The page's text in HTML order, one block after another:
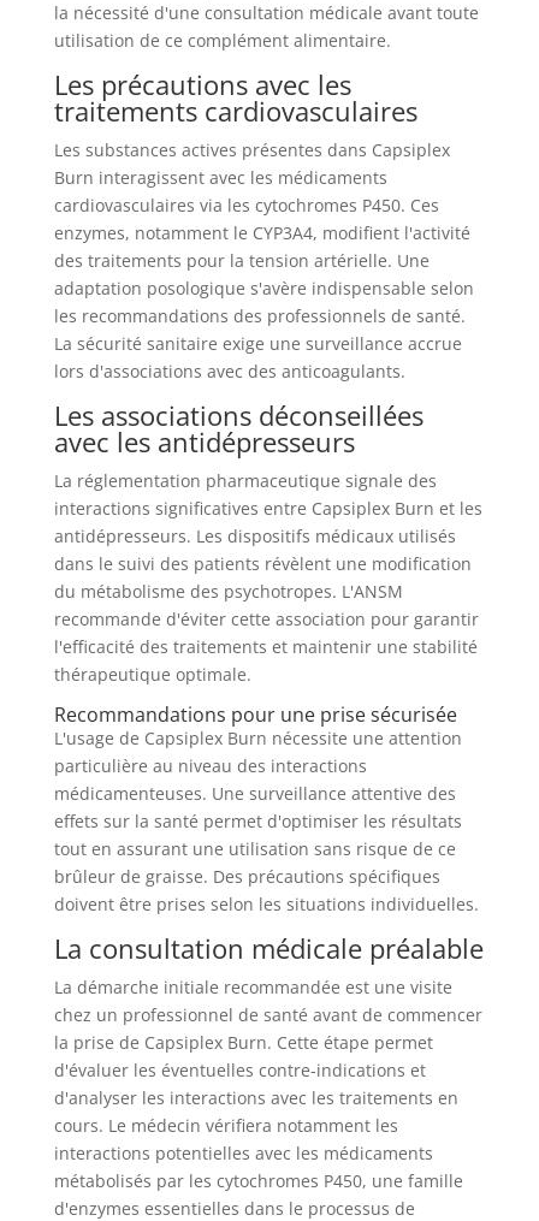
la nécessité d'une consultation médicale avant toute
utilisation de ce complément alimentaire.
Les précautions avec les
traitements cardiovasculaires
Les substances actives présentes dans Capsiplex
Burn interagissent avec les médicaments
cardiovasculaires via les cytochromes P450. Ces
enzymes, notamment le CYP3A4, modifient l'activité
des traitements pour la tension artérielle. Une
adaptation posologique s'avère indispensable selon
les recommandations des professionnels de santé.
La sécurité sanitaire exige une surveillance accrue
lors d'associations avec des anticoagulants.
Les associations déconseillées
avec les antidépresseurs
La réglementation pharmaceutique signale des
interactions significatives entre Capsiplex Burn et les
antidépresseurs. Les dispositifs médicaux utilisés
dans le suivi des patients révèlent une modification
du métabolisme des psychotropes. L'ANSM
recommande d'éviter cette association pour garantir
l'efficacité des traitements et maintenir une stabilité
thérapeutique optimale.
Recommandations pour une prise sécurisée
L'usage de Capsiplex Burn nécessite une attention
particulière au niveau des interactions
médicamenteuses. Une surveillance attentive des
effets sur la santé permet d'optimiser les résultats
tout en assurant une utilisation sans risque de ce
brûleur de graisse. Des précautions spécifiques
doivent être prises selon les situations individuelles.
La consultation médicale préalable
La démarche initiale recommandée est une visite
chez un professionnel de santé avant de commencer
la prise de Capsiplex Burn. Cette étape permet
d'évaluer les éventuelles contre-indications et
d'analyser les interactions avec les traitements en
cours. Le médecin vérifiera notamment les
interactions potentielles avec les médicaments
métabolisés par les cytochromes P450, une famille
d'enzymes essentielles dans le processus de